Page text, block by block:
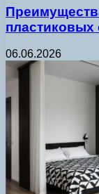
06.06.2026